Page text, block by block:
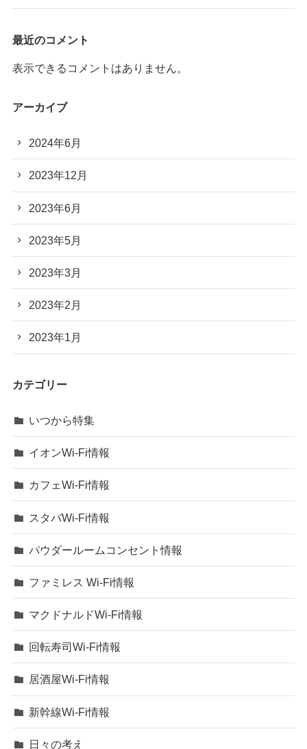
最近のコメント
表示できるコメントはありません。
アーカイブ
2024年6月
2023年12月
2023年6月
2023年5月
2023年3月
2023年2月
2023年1月
カテゴリー
いつから特集
イオンWi-Fi情報
カフェWi-Fi情報
スタバWi-Fi情報
パウダールームコンセント情報
ファミレス Wi-Fi情報
マクドナルドWi-Fi情報
回転寿司Wi-Fi情報
居酒屋Wi-Fi情報
新幹線Wi-Fi情報
日々の考え